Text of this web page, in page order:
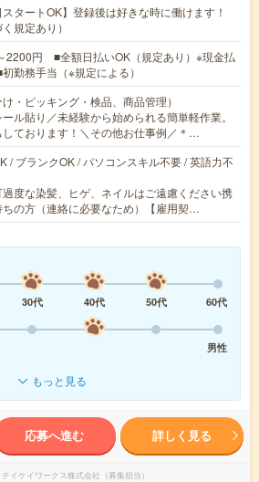
スタートOK】登録後は好きな時に働けます！
規定あり）
2200円 ■全額日払いOK（規定あり）※現金払
勤務手当（※規定による）
・ピッキング・検品、商品管理）
ル貼り／未経験から始められる簡単軽作業。
しております！＼その他お仕事例／＊…
/ ブランクOK / パソコンスキル不要 / 英語力不
度な染髪、ヒゲ、ネイルはご遠慮ください携
の方（連絡に必要なため）【雇用契…
30代 40代 50代
60代
男性
もっと見る
応募へ進む 詳しく見る
テイケイワークス株式会社（募集担当）